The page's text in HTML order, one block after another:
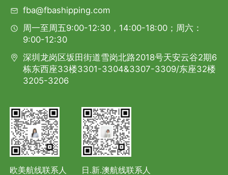
fba@fbashipping.com
周一至周五9:00-12:30，14:00-18:00；周六：
9:00-12:30
深圳龙岗区坂田街道雪岗北路2018号天安云谷2期6
栋东西座33楼3301-3304&3307-3309/东座32楼
3205-3206
欧美航线联系人 日.新.澳航线联系人